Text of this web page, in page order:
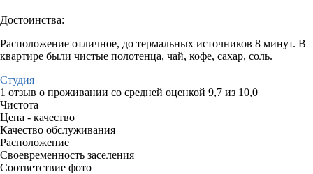
Достоинства:
Расположение отличное, до термальных источников 8 минут. В
квартире были чистые полотенца, чай, кофе, сахар, соль.
Студия
1 отзыв о проживании со средней оценкой 9,7 из 10,0
Чистота
Цена - качество
Качество обслуживания
Расположение
Своевременность заселения
Соответствие фото